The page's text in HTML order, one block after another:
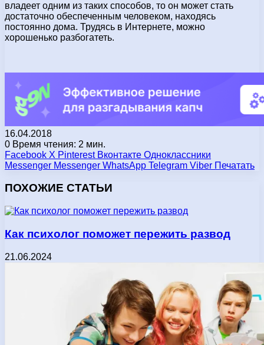
владеет одним из таких способов, то он может стать
достаточно обеспеченным человеком, находясь
постоянно дома. Трудясь в Интернете, можно
хорошенько разбогатеть.
16.04.2018
0 Время чтения: 2 мин.
Facebook X Pinterest Вконтакте Одноклассники
Messenger Messenger WhatsApp Telegram Viber Печатать
ПОХОЖИЕ СТАТЬИ
Как психолог поможет пережить развод
21.06.2024